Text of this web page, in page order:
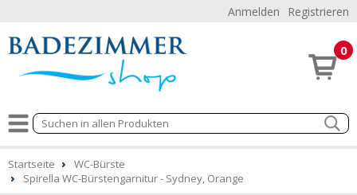
Anmelden Registrieren
0
Startseite
WC-Bürste
Spirella WC-Bürstengarnitur - Sydney, Orange